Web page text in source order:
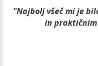
"Najbolj všeč mi je
in